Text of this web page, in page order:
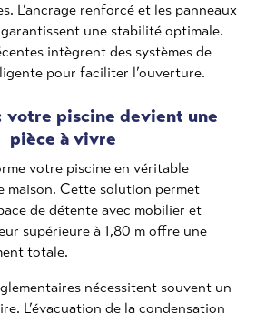
L’ancrage renforcé et les panneaux
une stabilité optimale.
intègrent des systèmes de
pour faciliter l’ouverture.
votre piscine devient une
pièce à vivre
votre piscine en véritable
maison. Cette solution permet
de détente avec mobilier et
supérieure à 1,80 m offre une
totale.
nécessitent souvent un
L’évacuation de la condensation